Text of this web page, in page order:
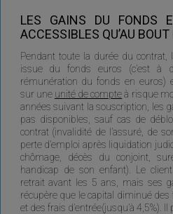
LES GAINS DU FONDS
ACCESSIBLES QU’AU
Pendant toute la durée du contrat,
issue du fonds euros (c’est à
rémunération du fonds en euros)
sur une unité de compteà risque
années suivant la souscription, les
pas disponibles, sauf cas de
contrat (invalidité de l’assuré, de
perte d’emploi après liquidation
chômage, décès du conjoint,
handicap de son enfant). Le
retrait avant les 5 ans, mais ses
récupère que le capital diminué
et des frais d’entrée(jusqu’à 4,5%). Il